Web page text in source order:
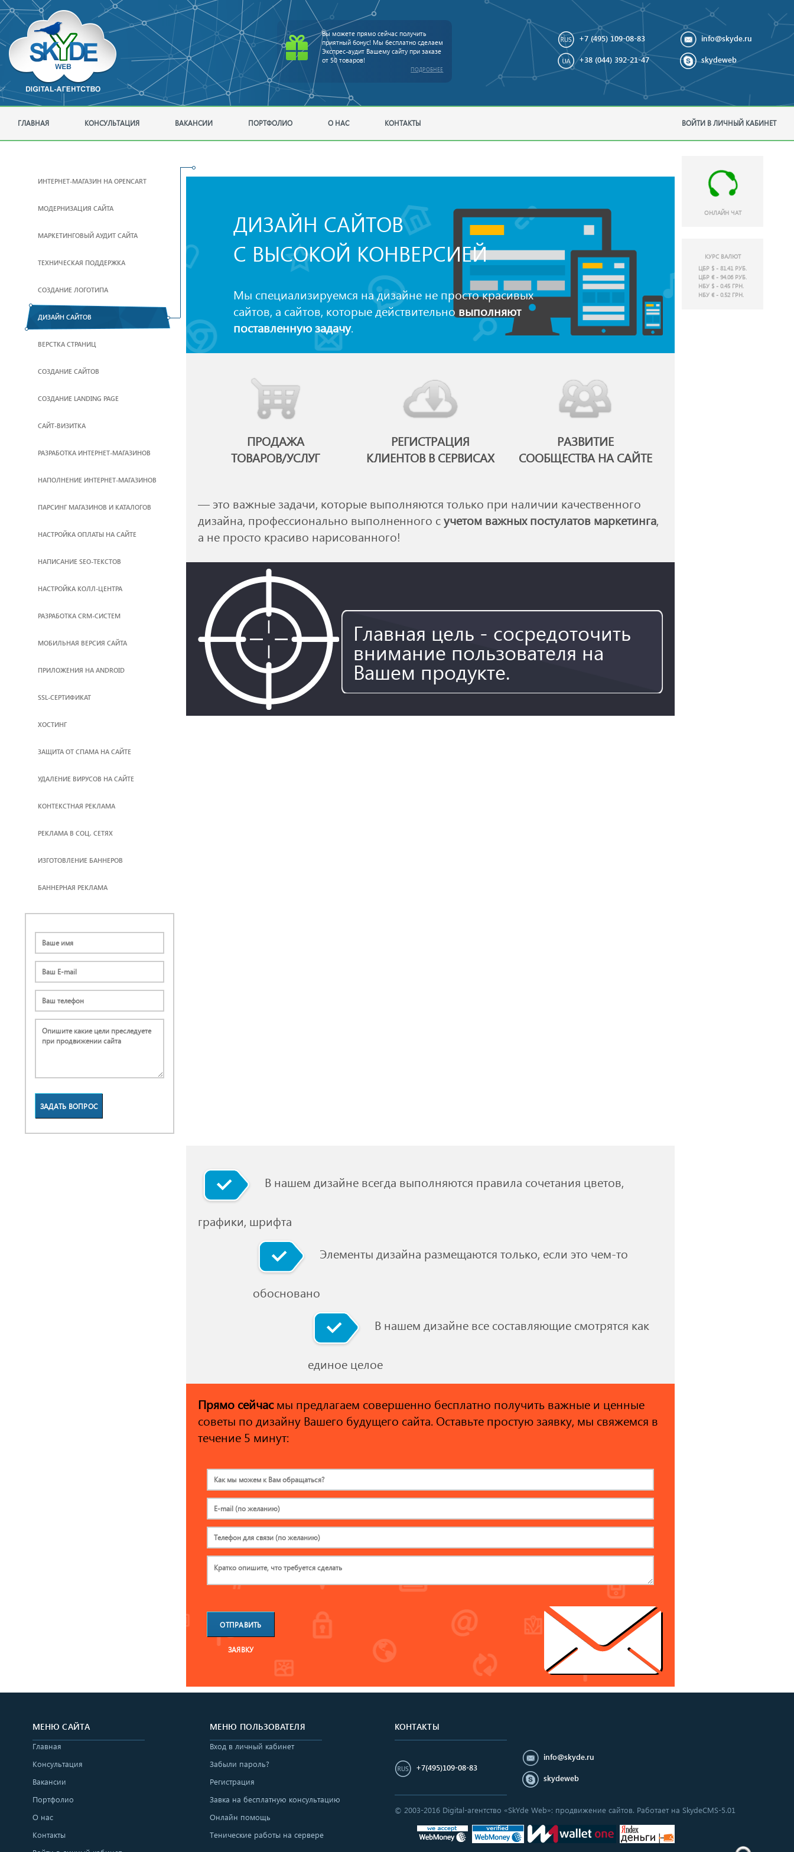
Вы можете прямо сейчас получить
приятный бонус! Мы бесплатно сделаем
Экспрес-аудит Вашему сайту при заказе
от 50 товаров!
ПОДРОБНЕЕ
+7 (495) 109-08-83
+38 (044) 392-21-47
info@skyde.ru
skydeweb
ГЛАВНАЯ КОНСУЛЬТАЦИЯ ВАКАНСИИ ПОРТФОЛИО О НАС КОНТАКТЫ ВОЙТИ В ЛИЧНЫЙ КАБИНЕТ
ИНТЕРНЕТ-МАГАЗИН НА OPENCART
МОДЕРНИЗАЦИЯ САЙТА
МАРКЕТИНГОВЫЙ АУДИТ САЙТА
ТЕХНИЧЕСКАЯ ПОДДЕРЖКА
СОЗДАНИЕ ЛОГОТИПА
ДИЗАЙН САЙТОВ
ВЕРСТКА СТРАНИЦ
CОЗДАНИЕ САЙТОВ
СОЗДАНИЕ LANDING PAGE
САЙТ-ВИЗИТКА
РАЗРАБОТКА ИНТЕРНЕТ-МАГАЗИНОВ
НАПОЛНЕНИЕ ИНТЕРНЕТ-МАГАЗИНОВ
ПАРСИНГ МАГАЗИНОВ И КАТАЛОГОВ
НАСТРОЙКА ОПЛАТЫ НА САЙТЕ
НАПИСАНИЕ SEO-ТЕКСТОВ
НАСТРОЙКА КОЛЛ-ЦЕНТРА
РАЗРАБОТКА CRM-СИСТЕМ
МОБИЛЬНАЯ ВЕРСИЯ САЙТА
ПРИЛОЖЕНИЯ НА ANDROID
SSL-СЕРТИФИКАТ
ХОСТИНГ
ЗАЩИТА ОТ СПАМА НА САЙТЕ
УДАЛЕНИЕ ВИРУСОВ НА САЙТЕ
КОНТЕКСТНАЯ РЕКЛАМА
РЕКЛАМА В СОЦ. СЕТЯХ
ИЗГОТОВЛЕНИЕ БАННЕРОВ
БАННЕРНАЯ РЕКЛАМА
ЗАДАТЬ ВОПРОС
ОНЛАЙН ЧАТ
КУРС ВАЛЮТ
ЦБР $ - 81.41 РУБ.
ЦБР € - 94.06 РУБ.
НБУ $ - 0.45 ГРН.
НБУ € - 0.52 ГРН.
ДИЗАЙН САЙТОВ
С ВЫСОКОЙ КОНВЕРСИЕЙ
Мы специализируемся на дизайне не просто красивых
сайтов, а сайтов, которые действительно выполняют
поставленную задачу.
ПРОДАЖА
ТОВАРОВ/УСЛУГ
РЕГИСТРАЦИЯ
КЛИЕНТОВ В СЕРВИСАХ
РАЗВИТИЕ
СООБЩЕСТВА НА САЙТЕ
— это важные задачи, которые выполняются только при наличии качественного
дизайна, профессионально выполненного сучетом важных постулатов маркетинга,
а не просто красиво нарисованного!
Главная цель - сосредоточить
внимание пользователя на
Вашем продукте.
В нашем дизайне всегда выполняются правила сочетания цветов,
графики, шрифта
Элементы дизайна размещаются только, если это чем-то
обосновано
В нашем дизайне все составляющие смотрятся как
единое целое
Прямо сейчасмы предлагаем совершенно бесплатно получить важные и ценные
советы по дизайну Вашего будущего сайта. Оставьте простую заявку, мы свяжемся в
течение 5 минут:
ОТПРАВИТЬ
ЗАЯВКУ
МЕНЮ САЙТА
Главная
Консультация
Вакансии
Портфолио
О нас
Контакты
МЕНЮ ПОЛЬЗОВАТЕЛЯ
Вход в личный кабинет
Забыли пароль?
Регистрация
Завка на бесплатную консультацию
Онлайн помощь
Тенические работы на сервере
КОНТАКТЫ
+7(495)109-08-83
info@skyde.ru
skydeweb
© 2003-2016 Digital-агентство «SkYde Web»: продвижение сайтов. Работает на SkydeCMS-5.01